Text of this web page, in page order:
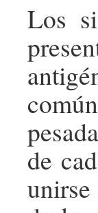
Los
de
unirse